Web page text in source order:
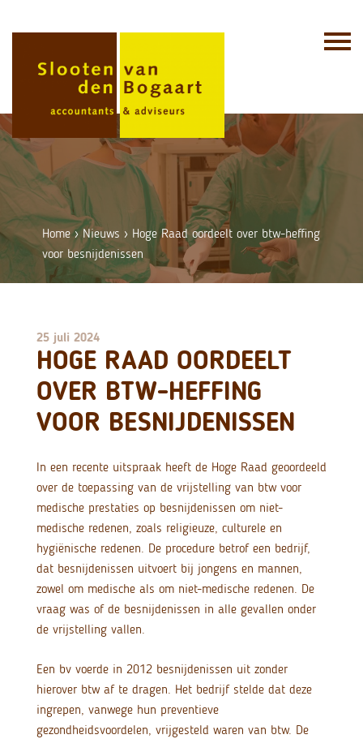
Home›Nieuws › Hoge Raad oordeelt over btw-heffing
voor besnijdenissen
25 juli 2024
HOGE RAAD OORDEELT
OVER BTW-HEFFING
VOOR BESNIJDENISSEN
In een recente uitspraak heeft de Hoge Raad geoordeeld
over de toepassing van de vrijstelling van btw voor
medische prestaties op besnijdenissen om niet-
medische redenen, zoals religieuze, culturele en
hygiënische redenen. De procedure betrof een bedrijf,
dat besnijdenissen uitvoert bij jongens en mannen,
zowel om medische als om niet-medische redenen. De
vraag was of de besnijdenissen in alle gevallen onder
de vrijstelling vallen.
Een bv voerde in 2012 besnijdenissen uit zonder
hierover btw af te dragen. Het bedrijf stelde dat deze
ingrepen, vanwege hun preventieve
gezondheidsvoordelen, vrijgesteld waren van btw. De